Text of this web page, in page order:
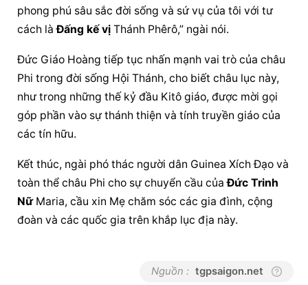
phong phú sâu sắc đời sống và sứ vụ của tôi với tư
cách là Đấng kế vị Thánh Phêrô,” ngài nói.
Đức Giáo Hoàng tiếp tục nhấn mạnh vai trò của châu
Phi trong đời sống Hội Thánh, cho biết châu lục này,
như trong những thế kỷ đầu Kitô giáo, được mời gọi
góp phần vào sự thánh thiện và tính truyền giáo của
các tín hữu.
Kết thúc, ngài phó thác người dân Guinea Xích Đạo và
toàn thể châu Phi cho sự chuyển cầu của Đức Trinh
Nữ Maria, cầu xin Mẹ chăm sóc các gia đình, cộng
đoàn và các quốc gia trên khắp lục địa này.
Nguồn : tgpsaigon.net